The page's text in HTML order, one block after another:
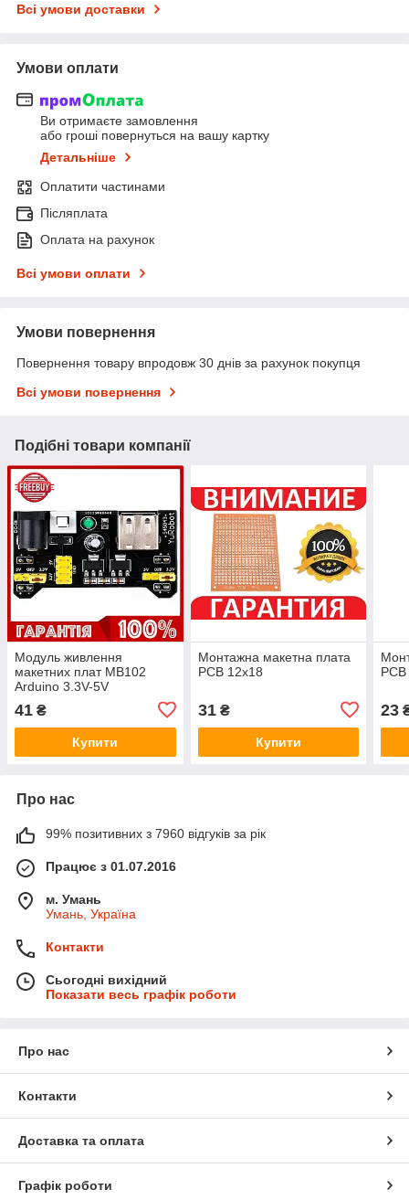
Всі умови доставки
Умови оплати
Ви отримаєте замовлення
або гроші повернуться на вашу картку
Детальніше
Оплатити частинами
Післяплата
Оплата на рахунок
Всі умови оплати
Умови повернення
Повернення товару впродовж 30 днів за рахунок покупця
Всі умови повернення
Подібні товари компанії
Модуль живлення
макетних плат MB102
Arduino 3.3V-5V
41 ₴
Купити
Монтажна макетна плата
PCB 12x18
31₴
Купити
23
Про нас
99% позитивних з 7960 відгуків за рік
Працює з 01.07.2016
м. Умань
Умань, Україна
Контакти
Сьогодні вихідний
Показати весь графік роботи
Про нас
Контакти
Доставка та оплата
Графік роботи